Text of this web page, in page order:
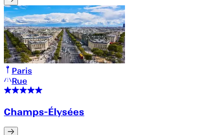
Paris
Rue
Champs-Élysées